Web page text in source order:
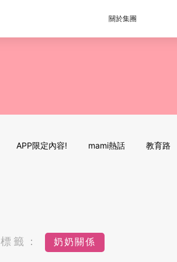
關於集團
APP限定內容! mami熱話 教育路
標籤： 奶奶關係